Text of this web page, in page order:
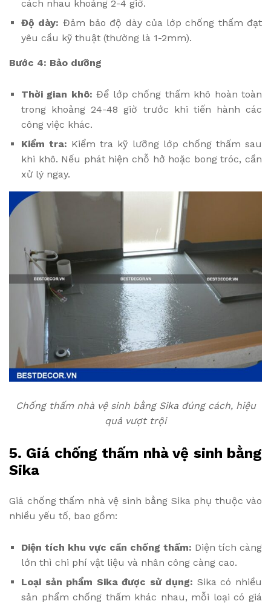
cách nhau khoảng 2-4 giờ.
Độ dày: Đảm bảo độ dày của lớp chống thấm đạt
yêu cầu kỹ thuật (thường là 1-2mm).
Bước 4: Bảo dưỡng
Thời gian khô: Để lớp chống thấm khô hoàn toàn
trong khoảng 24-48 giờ trước khi tiến hành các
công việc khác.
Kiểm tra: Kiểm tra kỹ lưỡng lớp chống thấm sau
khi khô. Nếu phát hiện chỗ hở hoặc bong tróc, cần
xử lý ngay.
Chống thấm nhà vệ sinh bằng Sika đúng cách, hiệu
quả vượt trội
5. Giá chống thấm nhà vệ sinh bằng
Sika
Giá chống thấm nhà vệ sinh bằng Sika phụ thuộc vào
nhiều yếu tố, bao gồm:
Diện tích khu vực cần chống thấm: Diện tích càng
lớn thì chi phí vật liệu và nhân công càng cao.
Loại sản phẩm Sika được sử dụng: Sika có nhiều
sản phẩm chống thấm khác nhau, mỗi loại có giá